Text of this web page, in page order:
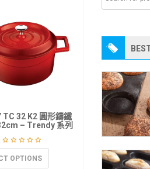
TC 32 K2 圓形鑄鐵
– Trendy 系列
OPTIONS